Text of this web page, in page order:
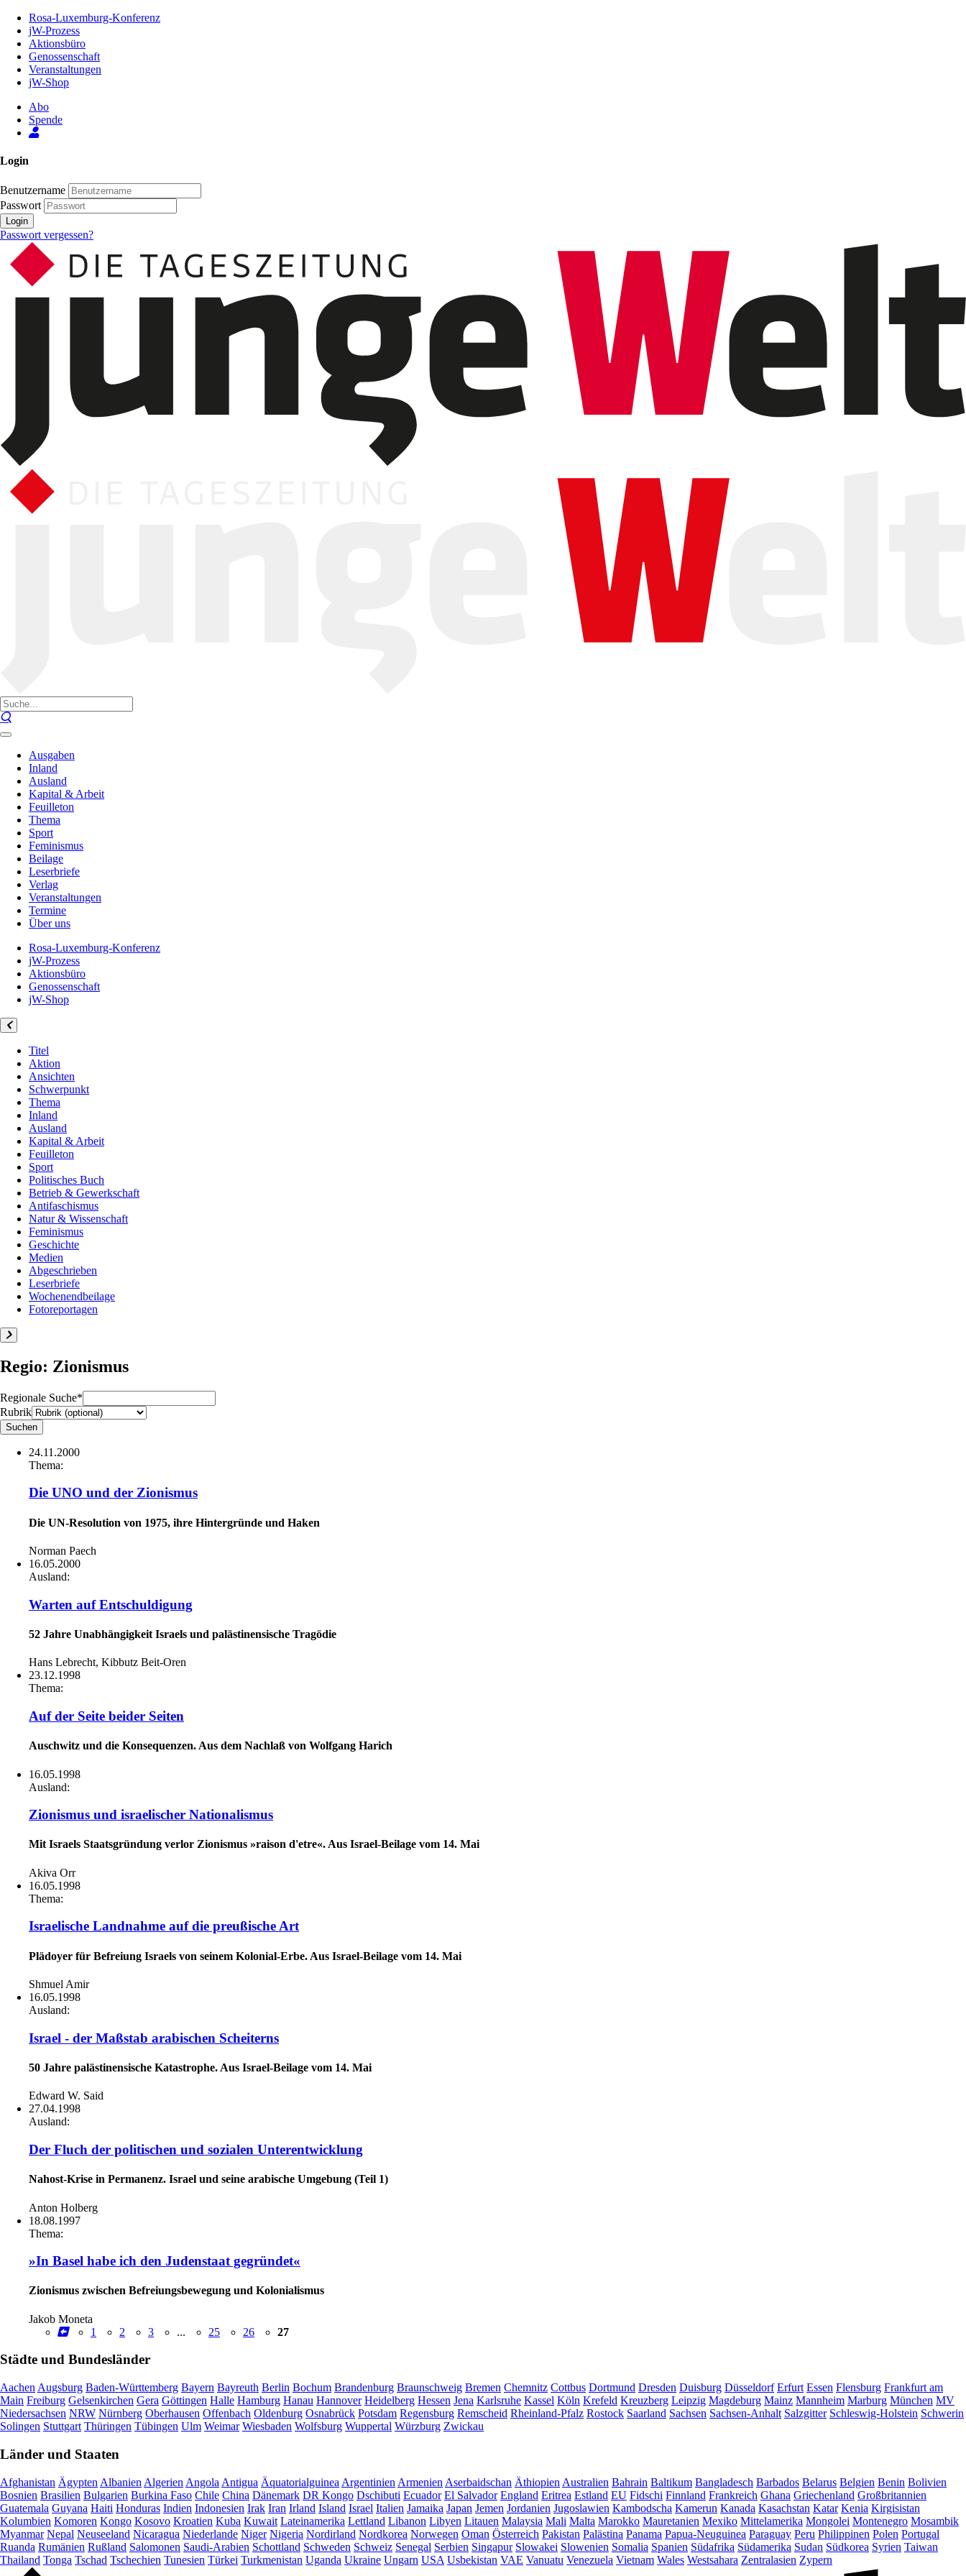
Inhalt
Seite
Rosa-Luxemburg-Konferenz
jW-Prozess
Aktionsbüro
Genossenschaft
Veranstaltungen
jW-Shop
Abo
Spende
Login
Benutzername
Passwort
Login
Passwort vergessen?
Ausgaben
Inland
Ausland
Kapital & Arbeit
Feuilleton
Thema
Sport
Feminismus
Beilage
Leserbriefe
Verlag
Veranstaltungen
Termine
Über uns
Rosa-Luxemburg-Konferenz
jW-Prozess
Aktionsbüro
Genossenschaft
jW-Shop
Titel
Aktion
Ansichten
Schwerpunkt
Thema
Inland
Ausland
Kapital & Arbeit
Feuilleton
Sport
Politisches Buch
Betrieb & Gewerkschaft
Antifaschismus
Natur & Wissenschaft
Feminismus
Geschichte
Medien
Abgeschrieben
Leserbriefe
Wochenendbeilage
Fotoreportagen
Regio: Zionismus
Regionale Suche*
Rubrik
24.11.2000
Thema:
Die UNO und der Zionismus
Die UN-Resolution von 1975, ihre Hintergründe und Haken
Norman Paech
16.05.2000
Ausland:
Warten auf Entschuldigung
52 Jahre Unabhängigkeit Israels und palästinensische Tragödie
Hans Lebrecht, Kibbutz Beit-Oren
23.12.1998
Thema:
Auf der Seite beider Seiten
Auschwitz und die Konsequenzen. Aus dem Nachlaß von Wolfgang Harich
16.05.1998
Ausland:
Zionismus und israelischer Nationalismus
Mit Israels Staatsgründung verlor Zionismus »raison d'etre«. Aus Israel-Beilage vom 14. Mai
Akiva Orr
16.05.1998
Thema:
Israelische Landnahme auf die preußische Art
Plädoyer für Befreiung Israels von seinem Kolonial-Erbe. Aus Israel-Beilage vom 14. Mai
Shmuel Amir
16.05.1998
Ausland:
Israel - der Maßstab arabischen Scheiterns
50 Jahre palästinensische Katastrophe. Aus Israel-Beilage vom 14. Mai
Edward W. Said
27.04.1998
Ausland:
Der Fluch der politischen und sozialen Unterentwicklung
Nahost-Krise in Permanenz. Israel und seine arabische Umgebung (Teil 1)
Anton Holberg
18.08.1997
Thema:
»In Basel habe ich den Judenstaat gegründet«
Zionismus zwischen Befreiungsbewegung und Kolonialismus
Jakob Moneta
1
2 3 ... 25 26 27
Städte und Bundesländer
Aachen Augsburg Baden-Württemberg Bayern Bayreuth Berlin Bochum Brandenburg Braunschweig Bremen Chemnitz Cottbus Dortmund Dresden Duisburg Düsseldorf Erfurt Essen Flensburg Frankfurt am
Main Freiburg Gelsenkirchen Gera Göttingen Halle Hamburg Hanau Hannover Heidelberg Hessen Jena Karlsruhe Kassel Köln Krefeld Kreuzberg Leipzig Magdeburg Mainz Mannheim Marburg München MV
Niedersachsen NRW Nürnberg Oberhausen Offenbach Oldenburg Osnabrück Potsdam Regensburg Remscheid Rheinland-Pfalz Rostock Saarland Sachsen Sachsen-Anhalt Salzgitter Schleswig-Holstein Schwerin
Solingen Stuttgart Thüringen Tübingen Ulm Weimar Wiesbaden Wolfsburg Wuppertal Würzburg Zwickau
Länder und Staaten
Afghanistan Ägypten Albanien Algerien Angola Antigua Äquatorialguinea Argentinien Armenien Aserbaidschan Äthiopien Australien Bahrain Baltikum Bangladesch Barbados Belarus Belgien Benin Bolivien
Bosnien Brasilien Bulgarien Burkina Faso Chile China Dänemark DR Kongo Dschibuti Ecuador El Salvador England Eritrea Estland EU Fidschi Finnland Frankreich Ghana Griechenland Großbritannien
Guatemala Guyana Haiti Honduras Indien Indonesien Irak Iran Irland Island Israel Italien Jamaika Japan Jemen Jordanien Jugoslawien Kambodscha Kamerun Kanada Kasachstan Katar Kenia Kirgisistan
Kolumbien Komoren Kongo Kosovo Kroatien Kuba Kuwait Lateinamerika Lettland Libanon Libyen Litauen Malaysia Mali Malta Marokko Mauretanien Mexiko Mittelamerika Mongolei Montenegro Mosambik
Myanmar Nepal Neuseeland Nicaragua Niederlande Niger Nigeria Nordirland Nordkorea Norwegen Oman Österreich Pakistan Palästina Panama Papua-Neuguinea Paraguay Peru Philippinen Polen Portugal
Ruanda Rumänien Rußland Salomonen Saudi-Arabien Schottland Schweden Schweiz Senegal Serbien Singapur Slowakei Slowenien Somalia Spanien Südafrika Südamerika Sudan Südkorea Syrien Taiwan
Thailand Tonga Tschad Tschechien Tunesien Türkei Turkmenistan Uganda Ukraine Ungarn USA Usbekistan VAE Vanuatu Venezuela Vietnam Wales Westsahara Zentralasien Zypern